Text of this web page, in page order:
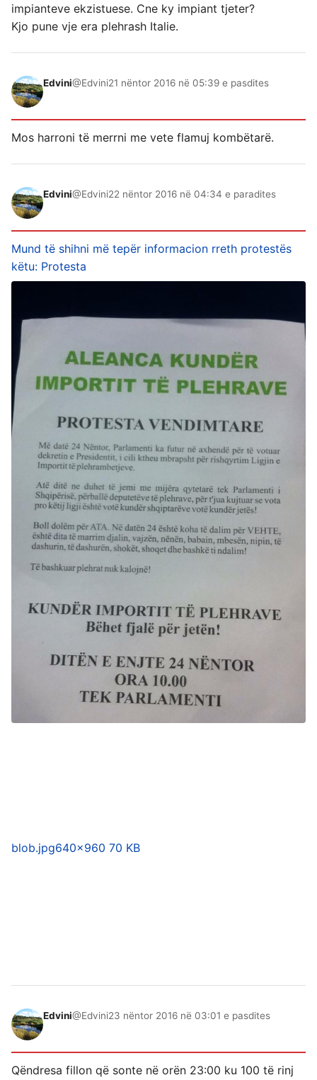
impianteve ekzistuese. Cne ky impiant tjeter?
Kjo pune vje era plehrash Italie.
Edvini@Edvini21 nëntor 2016 në 05:39 e pasdites
Mos harroni të merrni me vete flamuj kombëtarë.
Edvini@Edvini22 nëntor 2016 në 04:34 e paradites
Mund të shihni më tepër informacion rreth protestës
këtu: Protesta
blob.jpg640×960 70 KB
Edvini@Edvini23 nëntor 2016 në 03:01 e pasdites
Qëndresa fillon që sonte në orën 23:00 ku 100 të rinj